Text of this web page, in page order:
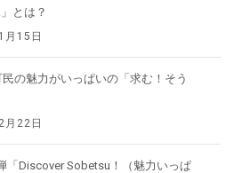
とは？
月15日
の魅力がいっぱいの「求む！そう
月22日
「Discover Sobetsu！（魅力いっぱ